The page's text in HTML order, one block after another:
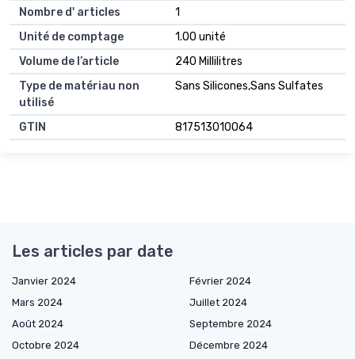
Nombre d' articles
1
Unité de comptage
1.00 unité
Volume de l’article
240 Millilitres
Type de matériau non
utilisé
Sans Silicones,Sans Sulfates
GTIN 817513010064
Les articles par date
Janvier 2024
Février 2024
Mars 2024
Juillet 2024
Août 2024
Septembre 2024
Octobre 2024
Décembre 2024